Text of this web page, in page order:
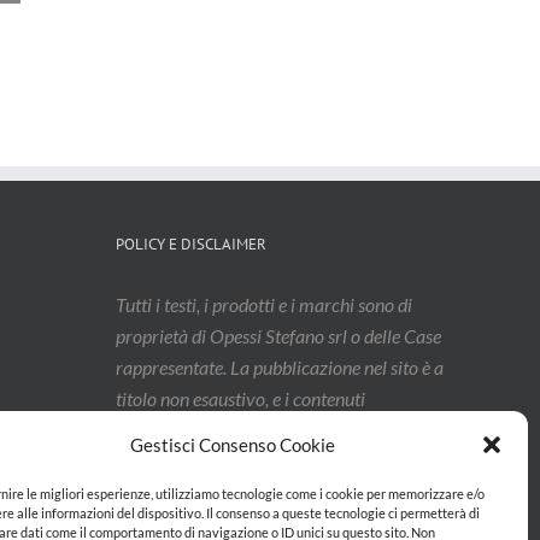
Gestisci Consenso Cookie
le migliori esperienze, utilizziamo tecnologie come i cookie per memorizzare e/o
alle informazioni del dispositivo. Il consenso a queste tecnologie ci permetterà di
dati come il comportamento di navigazione o ID unici su questo sito. Non
POLICY E DISCLAIMER
Tutti i testi, i prodotti e i marchi sono di
proprietà di Opessi Stefano srl o delle Case
rappresentate. La pubblicazione nel sito è a
titolo non esaustivo, e i contenuti
l’effettivo aggiornamento.